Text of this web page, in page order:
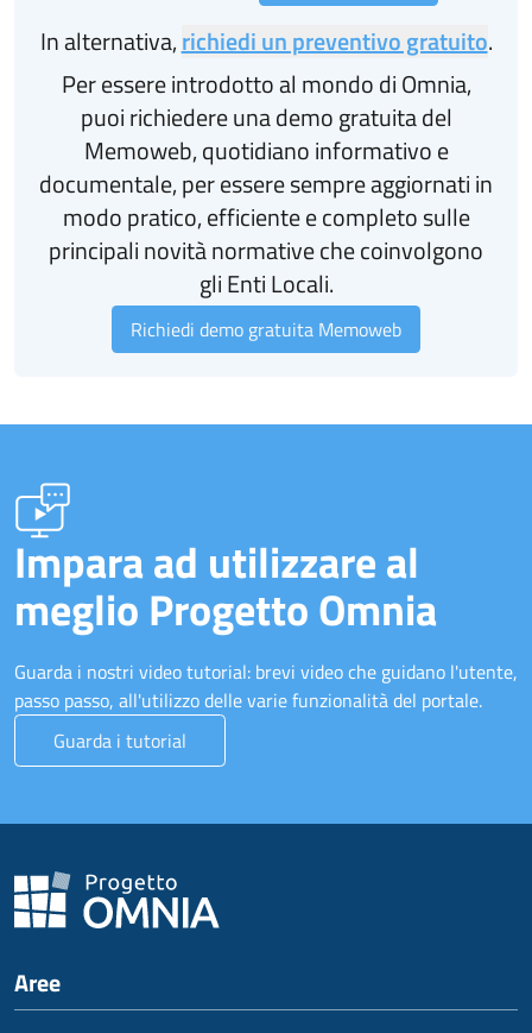
In alternativa,richiedi un preventivo gratuito.
Per essere introdotto al mondo di Omnia,
puoi richiedere una demo gratuita del
Memoweb, quotidiano informativo e
documentale, per essere sempre aggiornati in
modo pratico, efficiente e completo sulle
principali novità normative che coinvolgono
gli Enti Locali.
Richiedi demo gratuita Memoweb
Impara ad utilizzare al
meglio Progetto Omnia
Guarda i nostri video tutorial: brevi video che guidano l'utente,
passo passo, all'utilizzo delle varie funzionalità del portale.
Guarda i tutorial
Aree